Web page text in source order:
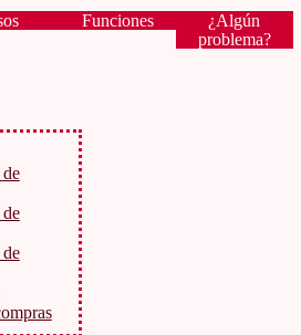
Funciones
¿Algún
problema?